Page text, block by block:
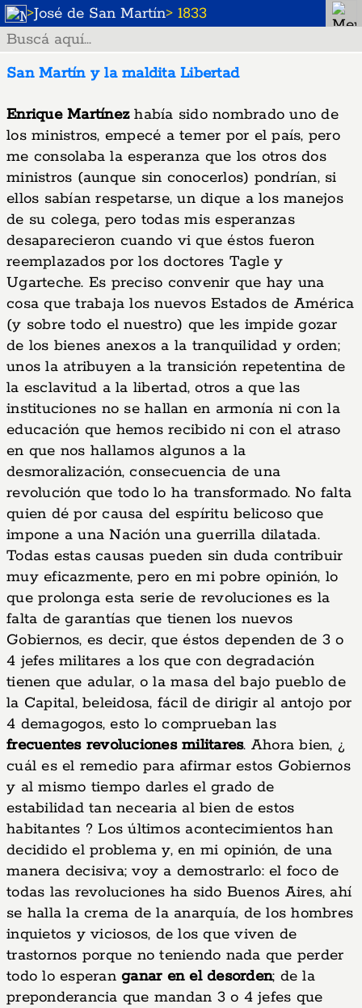
>José de San Martín> 1833
San Martín y la maldita Libertad
Enrique Martínezhabía sido nombrado uno de
los ministros, empecé a temer por el país, pero
me consolaba la esperanza que los otros dos
ministros (aunque sin conocerlos) pondrían, si
ellos sabían respetarse, un dique a los manejos
de su colega, pero todas mis esperanzas
desaparecieron cuando vi que éstos fueron
reemplazados por los doctores Tagle y
Ugarteche. Es preciso convenir que hay una
cosa que trabaja los nuevos Estados de América
(y sobre todo el nuestro) que les impide gozar
de los bienes anexos a la tranquilidad y orden;
unos la atribuyen a la transición repetentina de
la esclavitud a la libertad, otros a que las
instituciones no se hallan en armonía ni con la
educación que hemos recibido ni con el atraso
en que nos hallamos algunos a la
desmoralización, consecuencia de una
revolución que todo lo ha transformado. No falta
quien dé por causa del espíritu belicoso que
impone a una Nación una guerrilla dilatada.
Todas estas causas pueden sin duda contribuir
muy eficazmente, pero en mi pobre opinión, lo
que prolonga esta serie de revoluciones es la
falta de garantías que tienen los nuevos
Gobiernos, es decir, que éstos dependen de 3 o
4 jefes militares a los que con degradación
tienen que adular, o la masa del bajo pueblo de
la Capital, beleidosa, fácil de dirigir al antojo por
4 demagogos, esto lo comprueban las
frecuentes revoluciones militares. Ahora bien, ¿
cuál es el remedio para afirmar estos Gobiernos
y al mismo tiempo darles el grado de
estabilidad tan necearia al bien de estos
habitantes ? Los últimos acontecimientos han
decidido el problema y, en mi opinión, de una
manera decisiva; voy a demostrarlo: el foco de
todas las revoluciones ha sido Buenos Aires, ahí
se halla la crema de la anarquía, de los hombres
inquietos y viciosos, de los que viven de
trastornos porque no teniendo nada que perder
todo lo esperan ganar en el desorden; de la
preponderancia que mandan 3 o 4 jefes que